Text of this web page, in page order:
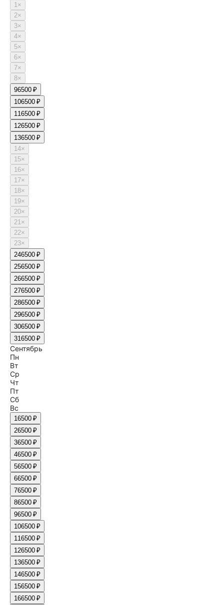
1×
2×
3×
4×
5×
6×
7×
8×
96500 ₽
106500 ₽
116500 ₽
126500 ₽
136500 ₽
14×
15×
16×
17×
18×
19×
20×
21×
22×
23×
246500 ₽
256500 ₽
266500 ₽
276500 ₽
286500 ₽
296500 ₽
306500 ₽
316500 ₽
Сентябрь
Пн
Вт
Ср
Чт
Пт
Сб
Вс
16500 ₽
26500 ₽
36500 ₽
46500 ₽
56500 ₽
66500 ₽
76500 ₽
86500 ₽
96500 ₽
106500 ₽
116500 ₽
126500 ₽
136500 ₽
146500 ₽
156500 ₽
166500 ₽